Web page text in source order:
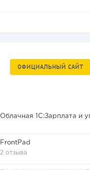
ОФИЦИАЛЬНЫЙ САЙТ
FrontPad
2 отзыва